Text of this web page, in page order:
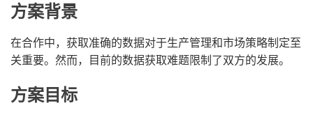
方案背景
在合作中，获取准确的数据对于生产管理和市场策略制定至
关重要。然而，目前的数据获取难题限制了双方的发展。
方案目标